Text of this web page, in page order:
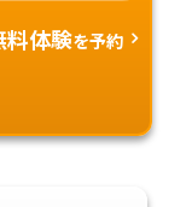
料体験を予約